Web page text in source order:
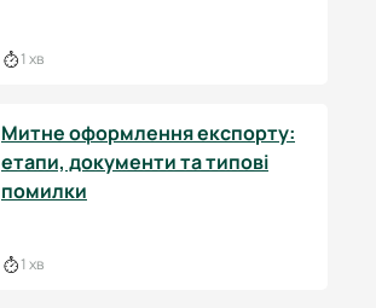
1 хв
Митне оформлення експорту:
етапи, документи та типові
помилки
1 хв